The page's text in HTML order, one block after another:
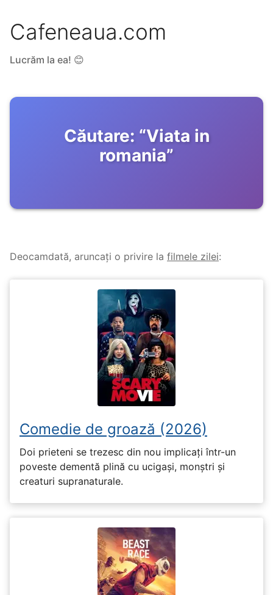
Cafeneaua.com
Lucrăm la ea! 😊
Căutare: “Viata in
romania”
Deocamdată, aruncați o privire la filmele zilei:
Comedie de groază (2026)
Doi prieteni se trezesc din nou implicați într-un
poveste dementă plină cu ucigași, monștri și
creaturi supranaturale.